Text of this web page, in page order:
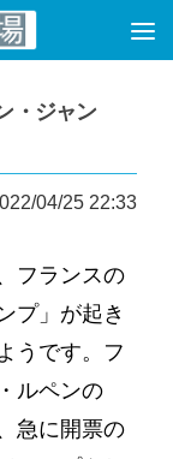
・ジャン
04/25 22:33
フランスの
プ」が起き
うです。フ
ルペンの
急に開票の